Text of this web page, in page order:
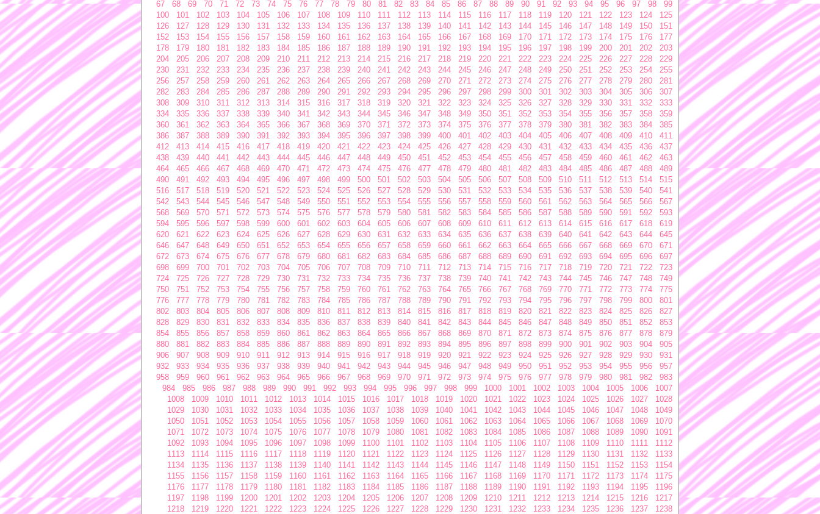
67
68 69 70 71 72 73 74 75 76 77 78 79 80 81 82 83 84 85 86 87 88 89 90 91 92 93 94 95 96 97 98
99
100
101 102 103 104 105 106 107 108 109 110 111 112 113 114 115 116 117 118 119 120 121 122 123 124
125
126
127 128 129 130 131 132 133 134 135 136 137 138 139 140 141 142 143 144 145 146 147 148 149 150
151
152
153 154 155 156 157 158 159 160 161 162 163 164 165 166 167 168 169 170 171 172 173 174 175 176
177
178
179 180 181 182 183 184 185 186 187 188 189 190 191 192 193 194 195 196 197 198 199 200 201 202
203
204
205 206 207 208 209 210 211 212 213 214 215 216 217 218 219 220 221 222 223 224 225 226 227 228
229
230
231 232 233 234 235 236 237 238 239 240 241 242 243 244 245 246 247 248 249 250 251 252 253 254
255
256
257 258 259 260 261 262 263 264 265 266 267 268 269 270 271 272 273 274 275 276 277 278 279 280
281
282
283 284 285 286 287 288 289 290 291 292 293 294 295 296 297 298 299 300 301 302 303 304 305 306
307
308
309 310 311 312 313 314 315 316 317 318 319 320 321 322 323 324 325 326 327 328 329 330 331 332
333
334
335 336 337 338 339 340 341 342 343 344 345 346 347 348 349 350 351 352 353 354 355 356 357 358
359
360
361 362 363 364 365 366 367 368 369 370 371 372 373 374 375 376 377 378 379 380 381 382 383 384
385
386
387 388 389 390 391 392 393 394 395 396 397 398 399 400 401 402 403 404 405 406 407 408 409 410
411
412
413 414 415 416 417 418 419 420 421 422 423 424 425 426 427 428 429 430 431 432 433 434 435 436
437
438
439 440 441 442 443 444 445 446 447 448 449 450 451 452 453 454 455 456 457 458 459 460 461 462
463
464
465 466 467 468 469 470 471 472 473 474 475 476 477 478 479 480 481 482 483 484 485 486 487 488
489
490
491 492 493 494 495 496 497 498 499 500 501 502 503 504 505 506 507 508 509 510 511 512 513 514
515
516
517 518 519 520 521 522 523 524 525 526 527 528 529 530 531 532 533 534 535 536 537 538 539 540
541
542
543 544 545 546 547 548 549 550 551 552 553 554 555 556 557 558 559 560 561 562 563 564 565 566
567
568
569 570 571 572 573 574 575 576 577 578 579 580 581 582 583 584 585 586 587 588 589 590 591 592
593
594
595 596 597 598 599 600 601 602 603 604 605 606 607 608 609 610 611 612 613 614 615 616 617 618
619
620
621 622 623 624 625 626 627 628 629 630 631 632 633 634 635 636 637 638 639 640 641 642 643 644
645
646
647 648 649 650 651 652 653 654 655 656 657 658 659 660 661 662 663 664 665 666 667 668 669 670
671
672
673 674 675 676 677 678 679 680 681 682 683 684 685 686 687 688 689 690 691 692 693 694 695 696
697
698
699 700 701 702 703 704 705 706 707 708 709 710 711 712 713 714 715 716 717 718 719 720 721 722
723
724
725 726 727 728 729 730 731 732 733 734 735 736 737 738 739 740 741 742 743 744 745 746 747 748
749
750
751 752 753 754 755 756 757 758 759 760 761 762 763 764 765 766 767 768 769 770 771 772 773 774
775
776
777 778 779 780 781 782 783 784 785 786 787 788 789 790 791 792 793 794 795 796 797 798 799 800
801
802
803 804 805 806 807 808 809 810 811 812 813 814 815 816 817 818 819 820 821 822 823 824 825 826
827
828
829 830 831 832 833 834 835 836 837 838 839 840 841 842 843 844 845 846 847 848 849 850 851 852
853
854
855 856 857 858 859 860 861 862 863 864 865 866 867 868 869 870 871 872 873 874 875 876 877 878
879
880
881 882 883 884 885 886 887 888 889 890 891 892 893 894 895 896 897 898 899 900 901 902 903 904
905
906
907 908 909 910 911 912 913 914 915 916 917 918 919 920 921 922 923 924 925 926 927 928 929 930
931
932
933 934 935 936 937 938 939 940 941 942 943 944 945 946 947 948 949 950 951 952 953 954 955 956
957
958
959 960 961 962 963 964 965 966 967 968 969 970 971 972 973 974 975 976 977 978 979 980 981 982
983
984
985 986 987 988 989 990 991 992 993 994 995 996 997 998 999 1000 1001 1002 1003 1004 1005 1006
1007
1008
1009 1010 1011 1012 1013 1014 1015 1016 1017 1018 1019 1020 1021 1022 1023 1024 1025 1026 1027
1028
1029
1030 1031 1032 1033 1034 1035 1036 1037 1038 1039 1040 1041 1042 1043 1044 1045 1046 1047 1048
1049
1050
1051 1052 1053 1054 1055 1056 1057 1058 1059 1060 1061 1062 1063 1064 1065 1066 1067 1068 1069
1070
1071
1072 1073 1074 1075 1076 1077 1078 1079 1080 1081 1082 1083 1084 1085 1086 1087 1088 1089 1090
1091
1092
1093 1094 1095 1096 1097 1098 1099 1100 1101 1102 1103 1104 1105 1106 1107 1108 1109 1110 1111
1112
1113
1114 1115 1116 1117 1118 1119 1120 1121 1122 1123 1124 1125 1126 1127 1128 1129 1130 1131 1132
1133
1134
1135 1136 1137 1138 1139 1140 1141 1142 1143 1144 1145 1146 1147 1148 1149 1150 1151 1152 1153
1154
1155
1156 1157 1158 1159 1160 1161 1162 1163 1164 1165 1166 1167 1168 1169 1170 1171 1172 1173 1174
1175
1176
1177 1178 1179 1180 1181 1182 1183 1184 1185 1186 1187 1188 1189 1190 1191 1192 1193 1194 1195
1196
1197
1198 1199 1200 1201 1202 1203 1204 1205 1206 1207 1208 1209 1210 1211 1212 1213 1214 1215 1216
1217
1218
1219 1220 1221 1222 1223 1224 1225 1226 1227 1228 1229 1230 1231 1232 1233 1234 1235 1236 1237
1238